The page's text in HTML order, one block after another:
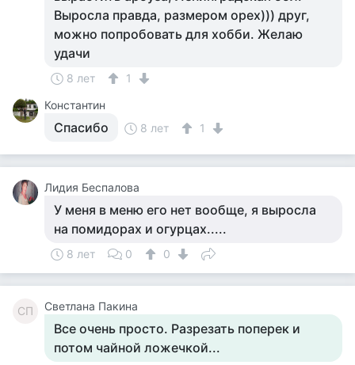
Выросла правда, размером орех))) друг,
можно попробовать для хобби. Желаю
удачи
8 лет
1
Константин
Спасибо 8 лет 1
Лидия Беспалова
У меня в меню его нет вообще, я выросла
на помидорах и огурцах.....
8 лет 0 0
СП Светлана Пакина
Все очень просто. Разрезать поперек и
потом чайной ложечкой...